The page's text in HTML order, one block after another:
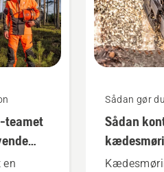
teamet
en
Sådan gør
Sådan
på din